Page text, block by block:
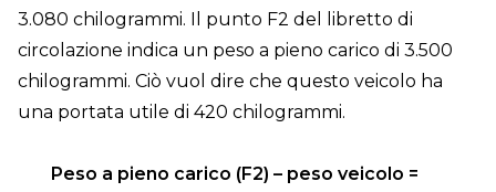
3.080 chilogrammi. Il punto F2 del libretto di
circolazione indica un peso a pieno carico di 3.500
chilogrammi. Ciò vuol dire che questo veicolo ha
una portata utile di 420 chilogrammi.
Peso a pieno carico (F2) – peso veicolo =